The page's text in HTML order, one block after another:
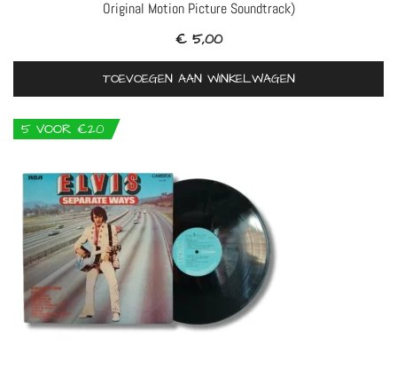
Original Motion Picture Soundtrack)
€5,00
TOEVOEGEN AAN WINKELWAGEN
5 VOOR €20